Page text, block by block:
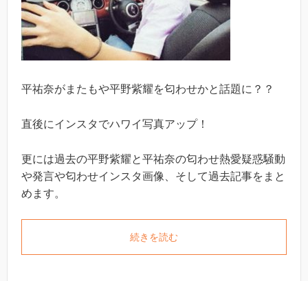
平祐奈がまたもや平野紫耀を匂わせかと話題に？？
直後にインスタでハワイ写真アップ！
更には過去の平野紫耀と平祐奈の匂わせ熱愛疑惑騒動
や発言や匂わせインスタ画像、そして過去記事をまと
めます。
続きを読む